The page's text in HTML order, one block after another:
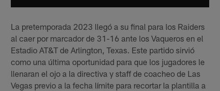
La pretemporada 2023 llegó a su final para los Raiders
al caer por marcador de 31-16 ante los Vaqueros en el
Estadio AT&T de Arlington, Texas. Este partido sirvió
como una última oportunidad para que los jugadores le
llenaran el ojo a la directiva y staff de coacheo de Las
Vegas previo a la fecha límite para recortar la plantilla a